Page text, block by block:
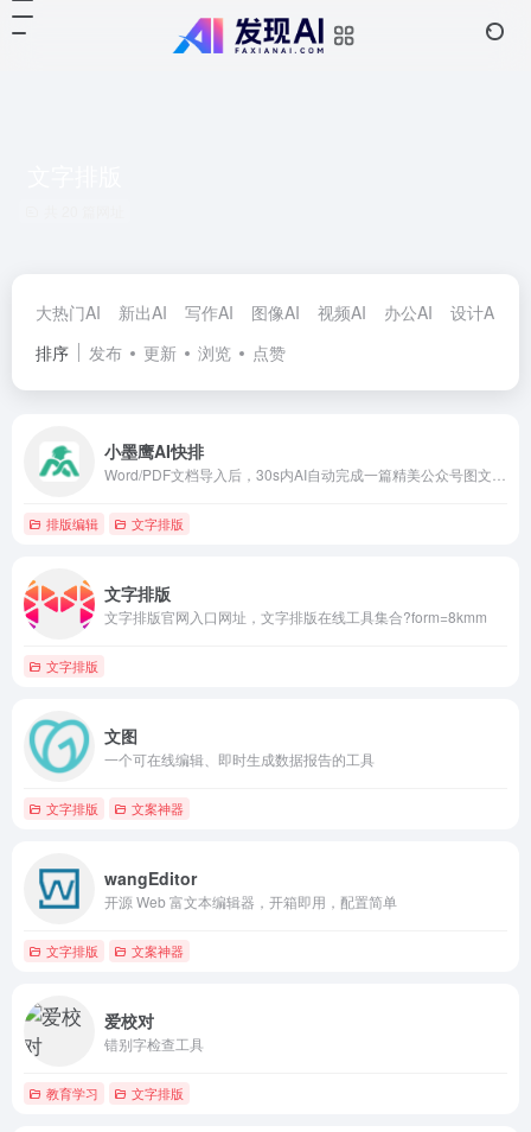
大热门AI 新出AI 写作AI 图像AI 视频AI 办公AI 设计AI
排序
发布 更新 浏览 点赞
小墨鹰AI快排
排版编辑 文字排版
文字排版
文字排版官网入口网址，文字排版在线工具集合?form=8kmm
文字排版
文图
一个可在线编辑、即时生成数据报告的工具
文字排版 文案神器
wangEditor
开源 Web 富文本编辑器，开箱即用，配置简单
文字排版 文案神器
爱校对
错别字检查工具
教育学习 文字排版